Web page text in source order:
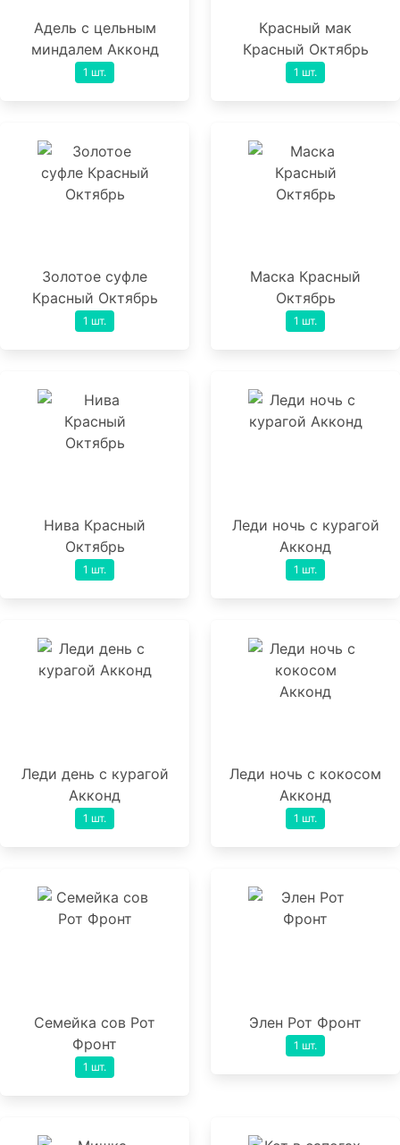
Адель с цельным
миндалем Акконд
1 шт.
Красный мак
Красный Октябрь
1 шт.
Золотое суфле
Красный Октябрь
1 шт.
Маска Красный
Октябрь
1 шт.
Нива Красный
Октябрь
1 шт.
Леди ночь с курагой
Акконд
1 шт.
Леди день с курагой
Акконд
1 шт.
Леди ночь с кокосом
Акконд
1 шт.
Семейка сов Рот
Фронт
1 шт.
Элен Рот Фронт
1 шт.